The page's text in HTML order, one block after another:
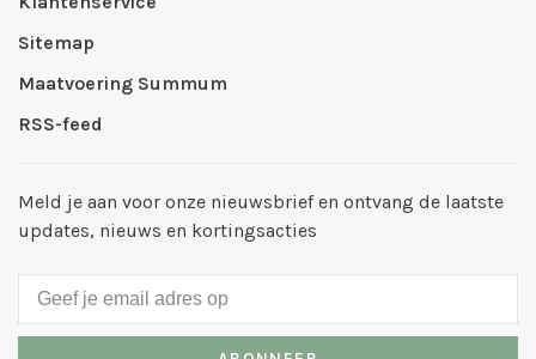
Sitemap
Maatvoering Summum
RSS-feed
Meld je aan voor onze nieuwsbrief en ontvang de laatste
updates, nieuws en kortingsacties